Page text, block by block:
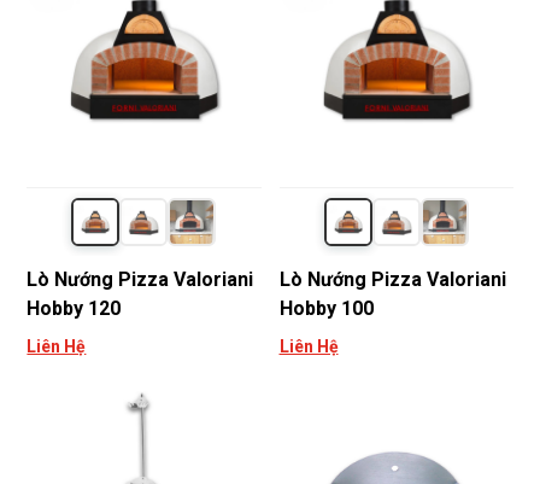
Lò Nướng Pizza Valoriani
Hobby 120
Liên Hệ
Lò Nướng Pizza Valoriani
Hobby 100
Liên Hệ